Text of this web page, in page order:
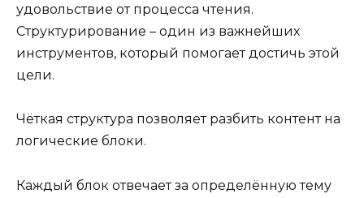
удовольствие от процесса чтения.
Структурирование – один из важнейших
инструментов, который помогает достичь этой
цели.
Чёткая структура позволяет разбить контент на
логические блоки.
Каждый блок отвечает за определённую тему